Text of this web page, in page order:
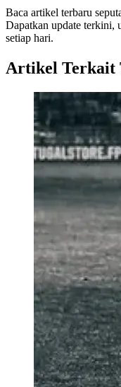
Baca artikel terbaru
Dapatkan update terkini,
setiap hari.
Artikel Terkait